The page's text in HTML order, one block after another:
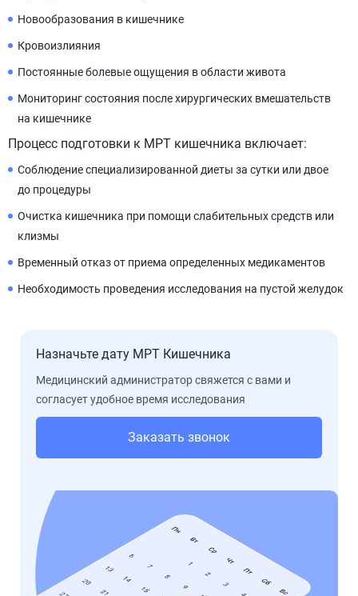
Новообразования в кишечнике
Кровоизлияния
Постоянные болевые ощущения в области живота
Мониторинг состояния после хирургических вмешательств
на кишечнике
Процесс подготовки к МРТ кишечника включает:
Соблюдение специализированной диеты за сутки или двое
до процедуры
Очистка кишечника при помощи слабительных средств или
клизмы
Временный отказ от приема определенных медикаментов
Необходимость проведения исследования на пустой желудок
Назначьте дату МРТ Кишечника
Медицинский администратор свяжется с вами и
согласует удобное время исследования
Заказать звонок